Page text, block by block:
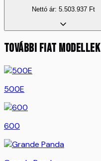
Nettó ár: 5.503.937Ft
TOVÁBBI FIAT MODELLEK
500E
600